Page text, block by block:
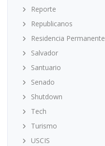
Reporte
Republicanos
Residencia Permanente
Salvador
Santuario
Senado
Shutdown
Tech
Turismo
USCIS